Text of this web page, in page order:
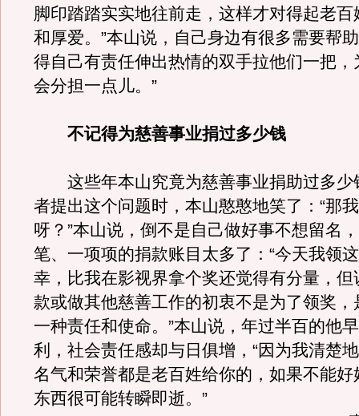
脚印踏踏实实地往前走，这样才对得起老百
和厚爱。”本山说，自己身边有很多需要帮
得自己有责任伸出热情的双手拉他们一把，
会分担一点儿。”
不记得为慈善事业捐过多少钱
这些年本山究竟为慈善事业捐助过多少
者提出这个问题时，本山憨憨地笑了：“那
呀？”本山说，倒不是自己做好事不想留名
笔、一项项的捐款账目太多了：“今天我领
幸，比我在影视界拿个奖还觉得有分量，但
款或做其他慈善工作的初衷不是为了领奖，
一种责任和使命。”本山说，年过半百的他
利，社会责任感却与日俱增，“因为我清楚
名气和荣誉都是老百姓给你的，如果不能好
东西很可能转瞬即逝。”